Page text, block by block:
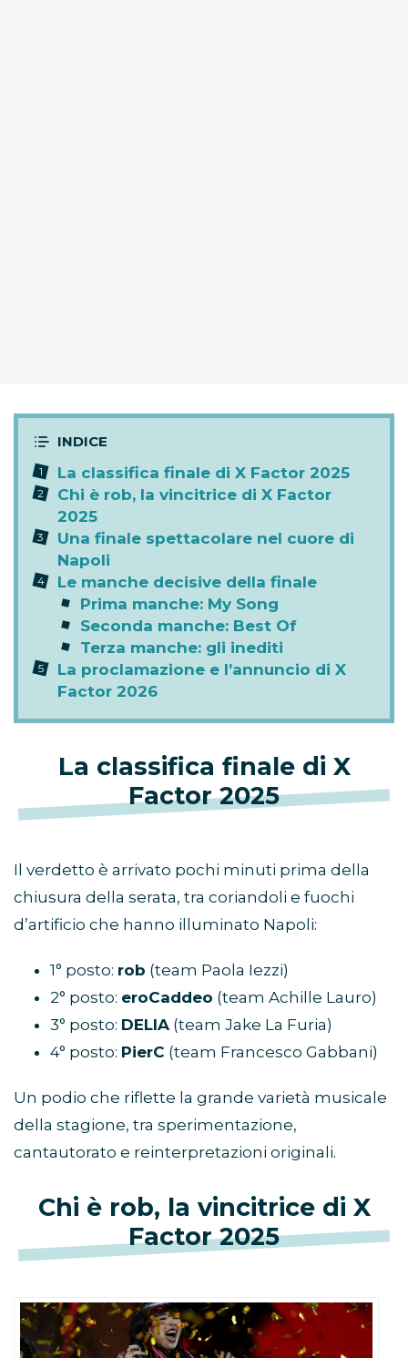
La classifica finale di X Factor 2025
Chi è rob, la vincitrice di X Factor
2025
Una finale spettacolare nel cuore di
Napoli
Le manche decisive della finale
Prima manche: My Song
Seconda manche: Best Of
Terza manche: gli inediti
La proclamazione e l’annuncio di X
Factor 2026
La classifica finale di X
Factor 2025
Il verdetto è arrivato pochi minuti prima della
chiusura della serata, tra coriandoli e fuochi
d’artificio che hanno illuminato Napoli:
1° posto: rob (team Paola Iezzi)
2° posto: eroCaddeo (team Achille Lauro)
3° posto: DELIA (team Jake La Furia)
4° posto: PierC (team Francesco Gabbani)
Un podio che riflette la grande varietà musicale
della stagione, tra sperimentazione,
cantautorato e reinterpretazioni originali.
Chi è rob, la vincitrice di X
Factor 2025